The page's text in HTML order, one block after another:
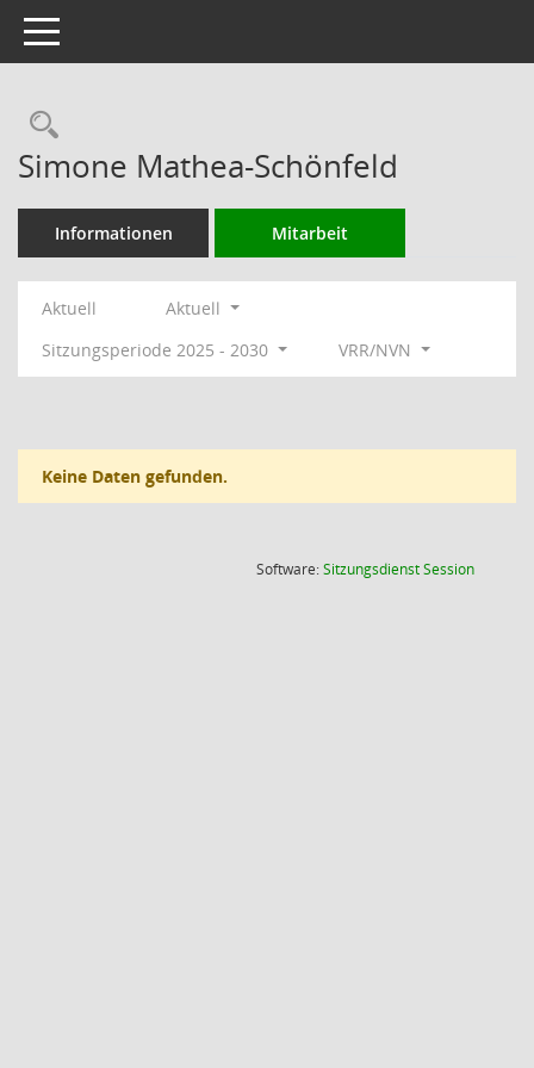
Toggle navigation
Rechercheauswahl
Simone Mathea-Schönfeld
Informationen Mitarbeit
Aktuell
Aktuell
Sitzungsperiode 2025 - 2030
VRR/NVN
Keine Daten gefunden.
Software:SitzungsdienstSession(Wird in